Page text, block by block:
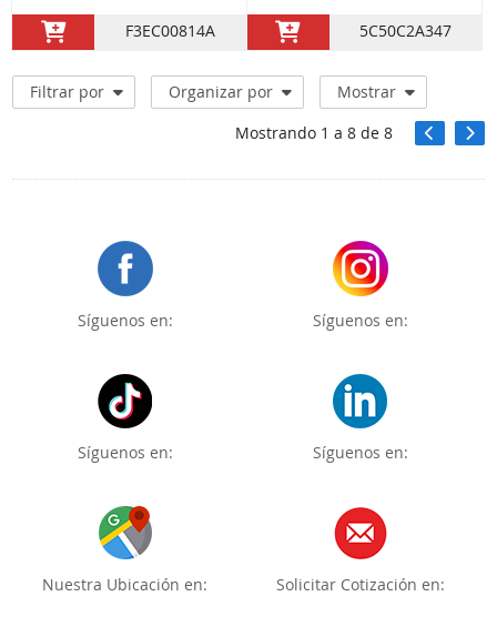
F3EC00814A 5C50C2A347
Filtrar por Organizar por
Mostrar
Mostrando 1 a 8de 8
Síguenos en: Síguenos en:
Síguenos en: Síguenos en:
Nuestra Ubicación en: Solicitar Cotización en: